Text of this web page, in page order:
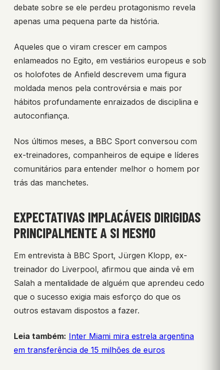
debate sobre se ele perdeu protagonismo revela
apenas uma pequena parte da história.
Aqueles que o viram crescer em campos
enlameados no Egito, em vestiários europeus e sob
os holofotes de Anfield descrevem uma figura
moldada menos pela controvérsia e mais por
hábitos profundamente enraizados de disciplina e
autoconfiança.
Nos últimos meses, a BBC Sport conversou com
ex-treinadores, companheiros de equipe e líderes
comunitários para entender melhor o homem por
trás das manchetes.
EXPECTATIVAS IMPLACÁVEIS DIRIGIDAS
PRINCIPALMENTE A SI MESMO
Em entrevista à BBC Sport, Jürgen Klopp, ex-
treinador do Liverpool, afirmou que ainda vê em
Salah a mentalidade de alguém que aprendeu cedo
que o sucesso exigia mais esforço do que os
outros estavam dispostos a fazer.
Leia também: Inter Miami mira estrela argentina
em transferência de 15 milhões de euros